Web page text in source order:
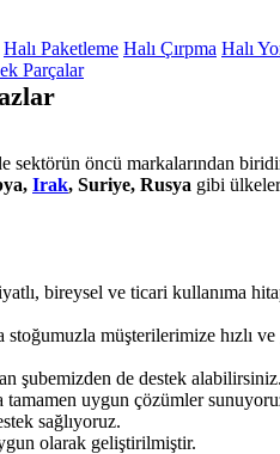
Halı Paketleme Halı Çırpma Halı
Parçalar
sektörün öncü markalarından
Irak, Suriye, Rusya gibi
bireysel ve ticari kullanıma
müşterilerimize hızlı
şubemizden de destek alabilirsiniz.
uygun çözümler
sağlıyoruz.
olarak geliştirilmiştir.